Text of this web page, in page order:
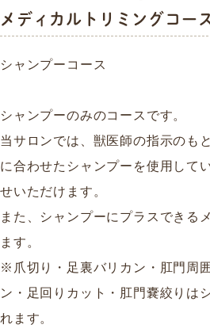
メディカルトリミングコー
シャンプーコース
シャンプーのみのコースです。
当サロンでは、獣医師の指示のも
に合わせたシャンプーを使用して
せいただけます。
また、シャンプーにプラスできる
ます。
※爪切り・足裏バリカン・肛門周
ン・足回りカット・肛門嚢絞りは
れます。